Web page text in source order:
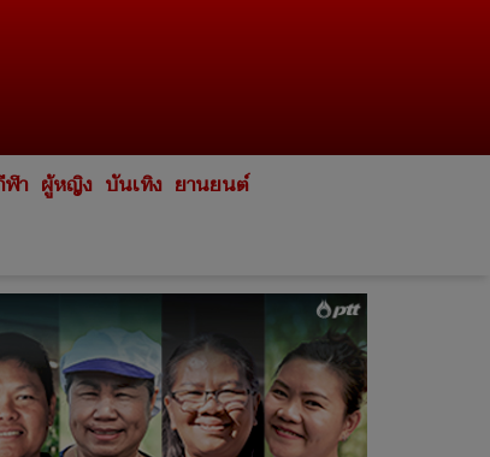
า ผู้หญิง บันเทิง ยานยนต์